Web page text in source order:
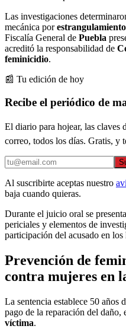
Las investigaciones
mecánica porestrangulamiento
Fiscalía General de Puebla
acreditó la responsabilidad de
feminicidio.
📰 Tu edición de hoy
Recibe el periódico de
El diario para hojear, las
correo, todos los días. Gratis, y
Al suscribirte aceptas nuestro
baja cuando quieras.
Durante el juicio oral se
periciales y elementos de
participación del acusado en los
Prevención de
contra mujeres en
La sentencia establece 50 años
pago de la reparación del daño,
víctima.